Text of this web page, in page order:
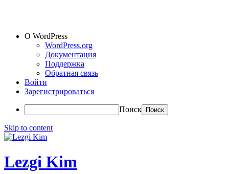
О WordPress
WordPress.org
Документация
Поддержка
Обратная связь
Войти
Зарегистрироваться
Поиск
Skip to content
Lezgi Kim